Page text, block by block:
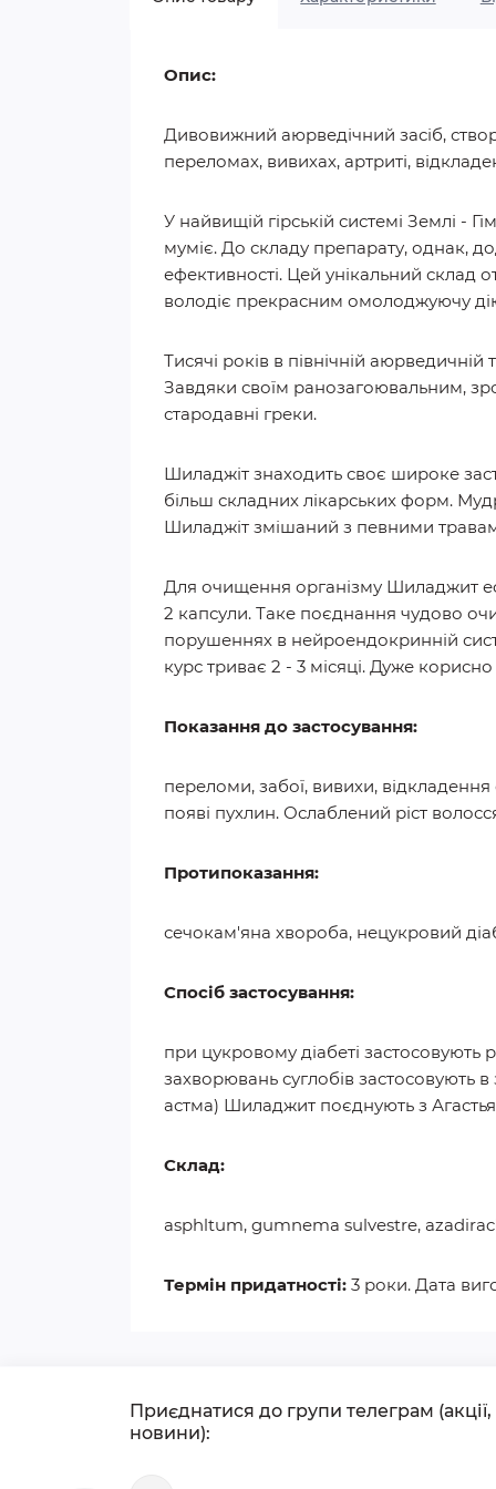
Опис:
Дивовижний аюрведічний засіб,
переломах, вивихах, артриті,
У найвищій гірській системі Землі -
муміє. До складу препарату, однак,
ефективності. Цей унікальний склад
володіє прекрасним омолоджуючу
Тисячі років в північній
Завдяки своїм ранозагоювальним,
стародавні греки.
Шиладжіт знаходить своє широке
більш складних лікарських форм.
Шиладжіт змішаний з певними
Для очищення організму Шиладжит
2 капсули. Таке поєднання чудово
порушеннях в нейроендокринній
курс триває 2 - 3 місяці. Дуже
Показання до застосування:
переломи, забої, вивихи, відкладення
появі пухлин. Ослаблений ріст
Протипоказання:
сечокам'яна хвороба, нецукровий
Спосіб застосування:
при цукровому діабеті застосовують
захворювань суглобів застосовують
астма) Шиладжит поєднують з
Склад:
asphltum, gumnema sulvestre,
Термін придатності: 3 роки. Дата
Приєднатися до групи телеграм (акції,
новини):